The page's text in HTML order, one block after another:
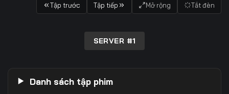
Tập trước Tập tiếp Mở rộng Tắt đèn
SERVER #1
Danh sách tập phim